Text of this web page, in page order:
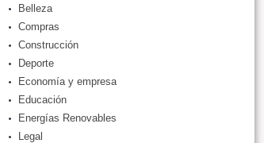
Belleza
Compras
Construcción
Deporte
Economía y empresa
Educación
Energías Renovables
Legal